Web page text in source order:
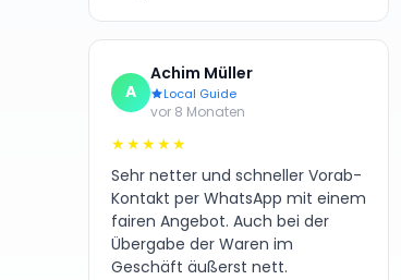
A
Achim Müller
Local Guide
vor 8 Monaten
★★★★★
Sehr netter und schneller Vorab-
Kontakt per WhatsApp mit einem
fairen Angebot. Auch bei der
Übergabe der Waren im
Geschäft äußerst nett.